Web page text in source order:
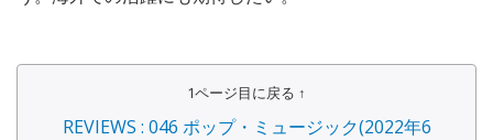
1ページ目に戻る ↑
REVIEWS : 046 ポップ・ミュージック(2022年6